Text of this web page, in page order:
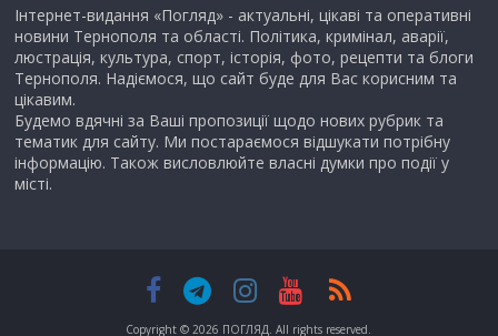
Інтернет-видання «Погляд» - актуальні, цікаві та оперативні
новини Тернополя та області. Політика, кримінал, аварії,
люстрація, культура, спорт, історія, фото, рецепти та блоги
Тернополя. Надіємося, що сайт буде для Вас корисним та
цікавим.
Будемо вдячні за Ваші пропозиції щодо нових рубрик та
тематик для сайту. Ми постараємося відшукати потрібну
інформацію. Також висловлюйте власні думки про події у
місті.
Copyright © 2026 ПОГЛЯД . All rights reserved.